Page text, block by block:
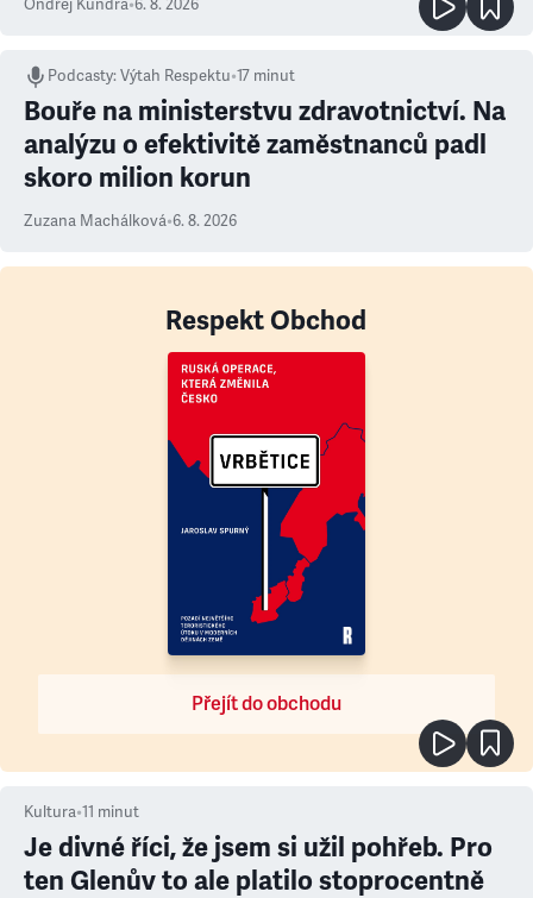
Ondřej Kundra•6. 8. 2026
Podcasty:Výtah Respektu•17 minut
Bouře na ministerstvu zdravotnictví. Na
analýzu o efektivitě zaměstnanců padl
skoro milion korun
Zuzana Machálková•6. 8. 2026
Respekt Obchod
Přejít do obchodu
Kultura•11 minut
Je divné říci, že jsem si užil pohřeb. Pro
ten Glenův to ale platilo stoprocentně